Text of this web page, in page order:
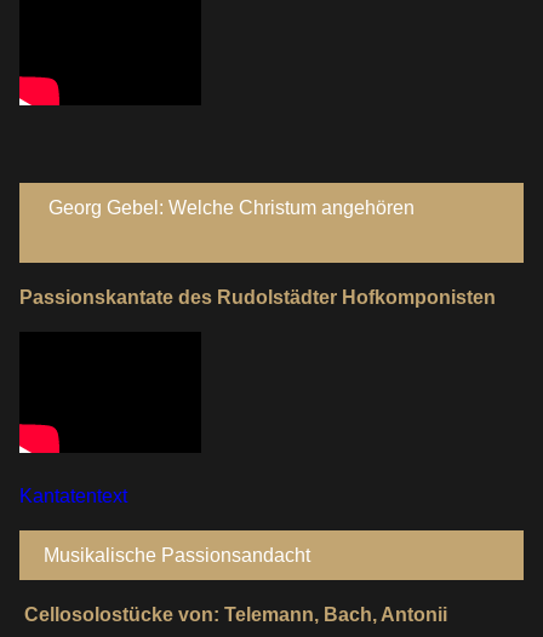
Georg Gebel: Welche Christum angehören
Passionskantate des Rudolstädter Hofkomponisten
Kantatentext
Musikalische Passionsandacht
Cellosolostücke von: Telemann, Bach, Antonii